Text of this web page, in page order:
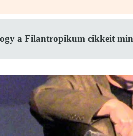
a Filantropikum cikkeit